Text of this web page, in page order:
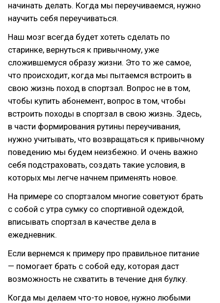
начинать делать. Когда мы переучиваемся, нужно
научить себя переучиваться.
Наш мозг всегда будет хотеть сделать по
старинке, вернуться к привычному, уже
сложившемуся образу жизни. Это то же самое,
что происходит, когда мы пытаемся встроить в
свою жизнь поход в спортзал. Вопрос не в том,
чтобы купить абонемент, вопрос в том, чтобы
встроить походы в спортзал в свою жизнь. Здесь,
в части формирования рутины переучивания,
нужно учитывать, что возвращаться к привычному
поведению мы будем неизбежно. И очень важно
себя подстраховать, создать такие условия, в
которых мы легче начнем применять новое.
На примере со спортзалом многие советуют брать
с собой с утра сумку со спортивной одеждой,
вписывать спортзал в качестве дела в
ежедневник.
Если вернемся к примеру про правильное питание
— помогает брать с собой еду, которая даст
возможность не схватить в течение дня булку.
Когда мы делаем что-то новое, нужно любыми